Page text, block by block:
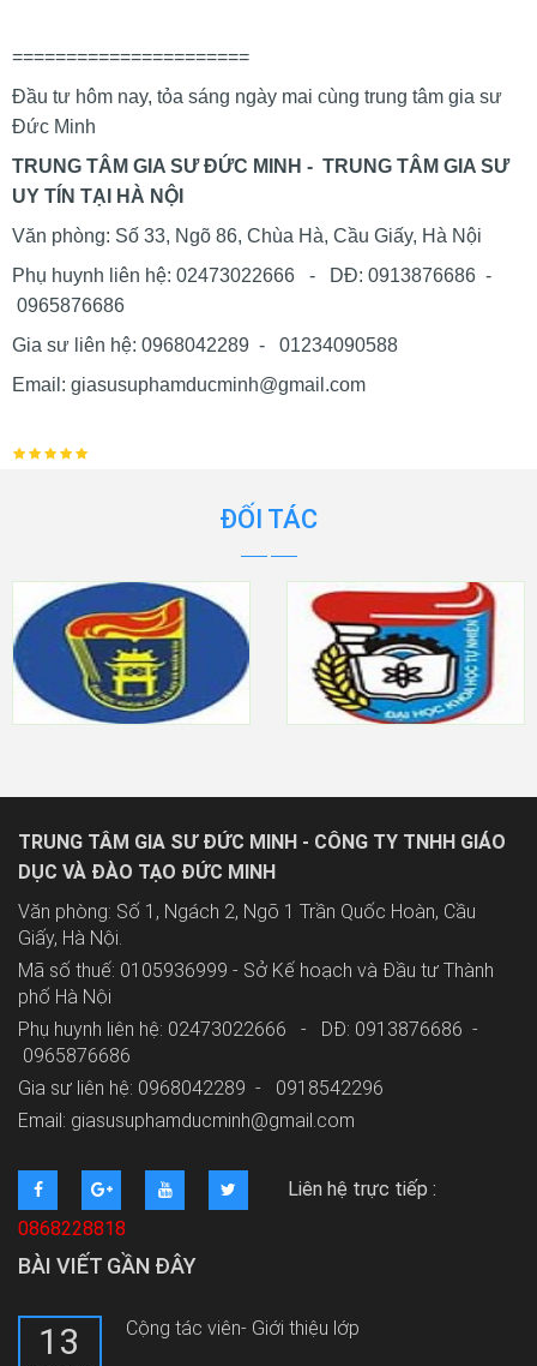
======================
Đầu tư hôm nay, tỏa sáng ngày mai cùng trung tâm gia sư
Đức Minh
TRUNG TÂM GIA SƯ ĐỨC MINH - TRUNG TÂM GIA SƯ
UY TÍN TẠI HÀ NỘI
Văn phòng: Số 33, Ngõ 86, Chùa Hà, Cầu Giấy, Hà Nội
Phụ huynh liên hệ: 02473022666 - DĐ: 0913876686 -
0965876686
Gia sư liên hệ: 0968042289 - 01234090588
Email: giasusuphamducminh@gmail.com
ĐỐI TÁC
TRUNG TÂM GIA SƯ ĐỨC MINH - CÔNG TY TNHH GIÁO
DỤC VÀ ĐÀO TẠO ĐỨC MINH
Văn phòng: Số 1, Ngách 2, Ngõ 1 Trần Quốc Hoàn, Cầu
Giấy, Hà Nội.
Mã số thuế: 0105936999 - Sở Kế hoạch và Đầu tư Thành
phố Hà Nội
Phụ huynh liên hệ: 02473022666 - DĐ: 0913876686 -
0965876686
Gia sư liên hệ: 0968042289 - 0918542296
Email: giasusuphamducminh@gmail.com
Liên hệ trực tiếp :
0868228818
BÀI VIẾT GẦN ĐÂY
13 Cộng tác viên- Giới thiệu lớp